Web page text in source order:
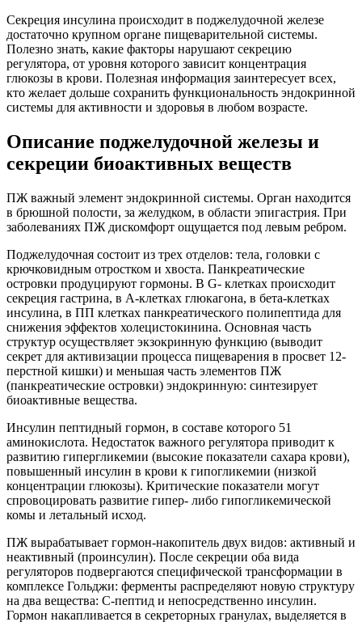
Секреция инсулина происходит в поджелудочной железе
достаточно крупном органе пищеварительной системы.
Полезно знать, какие факторы нарушают секрецию
регулятора, от уровня которого зависит концентрация
глюкозы в крови. Полезная информация заинтересует всех,
кто желает дольше сохранить функциональность эндокринной
системы для активности и здоровья в любом возрасте.
Описание поджелудочной железы и
секреции биоактивных веществ
ПЖ важный элемент эндокринной системы. Орган находится
в брюшной полости, за желудком, в области эпигастрия. При
заболеваниях ПЖ дискомфорт ощущается под левым ребром.
Поджелудочная состоит из трех отделов: тела, головки с
крючковидным отростком и хвоста. Панкреатические
островки продуцируют гормоны. В G- клетках происходит
секреция гастрина, в А-клетках глюкагона, в бета-клетках
инсулина, в ПП клетках панкреатического полипептида для
снижения эффектов холецистокинина. Основная часть
структур осуществляет экзокринную функцию (выводит
секрет для активизации процесса пищеварения в просвет 12-
перстной кишки) и меньшая часть элементов ПЖ
(панкреатические островки) эндокринную: синтезирует
биоактивные вещества.
Инсулин пептидный гормон, в составе которого 51
аминокислота. Недостаток важного регулятора приводит к
развитию гипергликемии (высокие показатели сахара крови),
повышенный инсулин в крови к гипогликемии (низкой
концентрации глюкозы). Критические показатели могут
спровоцировать развитие гипер- либо гипогликемической
комы и летальный исход.
ПЖ вырабатывает гормон-накопитель двух видов: активный и
неактивный (проинсулин). После секреции оба вида
регуляторов подвергаются специфической трансформации в
комплексе Гольджи: ферменты распределяют новую структуру
на два вещества: С-пептид и непосредственно инсулин.
Гормон накапливается в секреторных гранулах, выделяется в